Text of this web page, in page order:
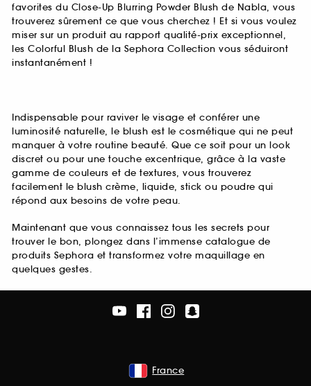
favorites du Close-Up Blurring Powder Blush de Nabla, vous
trouverez sûrement ce que vous cherchez ! Et si vous voulez
miser sur un produit au rapport qualité-prix exceptionnel,
les Colorful Blush de la Sephora Collection vous séduiront
instantanément !
Indispensable pour raviver le visage et conférer une
luminosité naturelle, le blush est le cosmétique qui ne peut
manquer à votre routine beauté. Que ce soit pour un look
discret ou pour une touche excentrique, grâce à la vaste
gamme de couleurs et de textures, vous trouverez
facilement le blush crème, liquide, stick ou poudre qui
répond aux besoins de votre peau.
Maintenant que vous connaissez tous les secrets pour
trouver le bon, plongez dans l’immense catalogue de
produits Sephora et transformez votre maquillage en
quelques gestes.
France